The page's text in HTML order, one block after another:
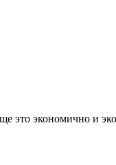
это экономично и